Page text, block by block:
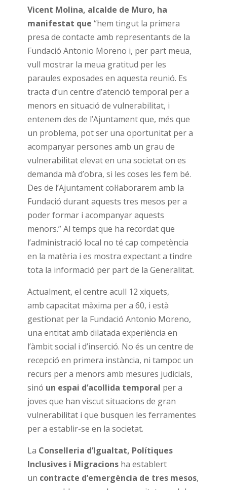
Vicent Molina, alcalde de Muro, ha
manifestat que “hem tingut la primera
presa de contacte amb representants de la
Fundació Antonio Moreno i, per part meua,
vull mostrar la meua gratitud per les
paraules exposades en aquesta reunió. Es
tracta d’un centre d’atenció temporal per a
menors en situació de vulnerabilitat, i
entenem des de l’Ajuntament que, més que
un problema, pot ser una oportunitat per a
acompanyar persones amb un grau de
vulnerabilitat elevat en una societat on es
demanda mà d’obra, si les coses les fem bé.
Des de l’Ajuntament col·laborarem amb la
Fundació durant aquests tres mesos per a
poder formar i acompanyar aquests
menors.” Al temps que ha recordat que
l’administració local no té cap competència
en la matèria i es mostra expectant a tindre
tota la informació per part de la Generalitat.
Actualment, el centre acull 12 xiquets,
amb capacitat màxima per a 60, i està
gestionat per la Fundació Antonio Moreno,
una entitat amb dilatada experiència en
l’àmbit social i d’inserció. No és un centre de
recepció en primera instància, ni tampoc un
recurs per a menors amb mesures judicials,
sinó un espai d’acollida temporal per a
joves que han viscut situacions de gran
vulnerabilitat i que busquen les ferramentes
per a establir-se en la societat.
La Conselleria d’Igualtat, Polítiques
Inclusives i Migracionsha establert
un contracte d’emergència de tres mesos,